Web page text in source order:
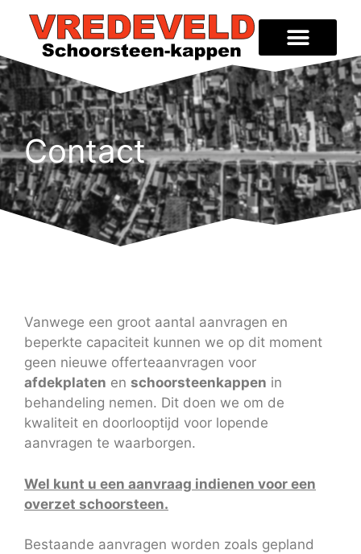
Contact
Vanwege een groot aantal aanvragen en
beperkte capaciteit kunnen we op dit moment
geen nieuwe offerteaanvragen voor
afdekplaten en schoorsteenkappen in
behandeling nemen. Dit doen we om de
kwaliteit en doorlooptijd voor lopende
aanvragen te waarborgen.
Wel kunt u een aanvraag indienen voor een
overzet schoorsteen.
Bestaande aanvragen worden zoals gepland